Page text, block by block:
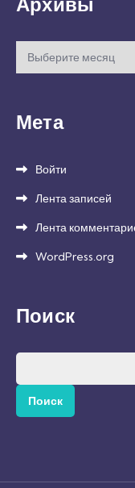
Архивы
Мета
Войти
Лента записей
Лента
WordPress.org
Поиск